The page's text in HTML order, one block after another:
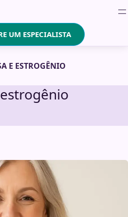
UM ESPECIALISTA
E ESTROGÊNIO